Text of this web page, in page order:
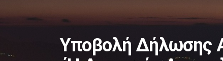
Υποβολή Δήλωσης